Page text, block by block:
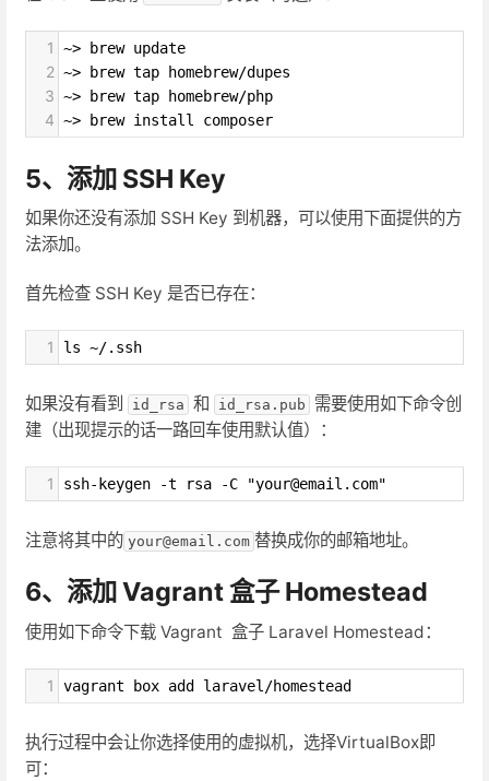
1 ~> brew update
2 ~> brew tap homebrew/dupes
3 ~> brew tap homebrew/php
4 ~> brew install composer
5、添加 SSH Key
如果你还没有添加 SSH Key 到机器，可以使用下面提供的方
法添加。
首先检查 SSH Key 是否已存在：
1 ls ~/.ssh
如果没有看到 id_rsa 和 id_rsa.pub
需要使用如下命令创
建（出现提示的话一路回车使用默认值）：
1 ssh-keygen -t rsa -C "your@email.com"
注意将其中的 your@email.com 替换成你的邮箱地址。
6、添加 Vagrant 盒子 Homestead
使用如下命令下载 Vagrant 盒子 Laravel Homestead：
1 vagrant box add laravel/homestead
执行过程中会让你选择使用的虚拟机，选择VirtualBox即
可：